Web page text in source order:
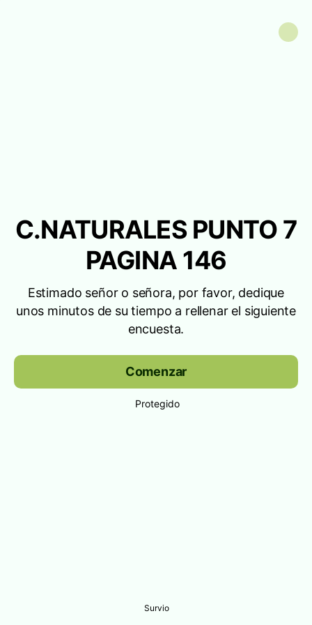
C.NATURALES PUNTO 7
PAGINA 146
Estimado señor o señora, por favor, dedique
unos minutos de su tiempo a rellenar el siguiente
encuesta.
Comenzar
Protegido
Survio